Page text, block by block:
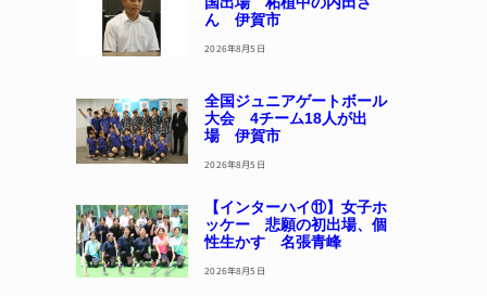
ん 伊賀市
2026年8月5日
全国ジュニアゲートボール
大会 4チーム18人が出
場 伊賀市
2026年8月5日
【インターハイ⑪】女子ホ
ッケー 悲願の初出場、個
性生かす 名張青峰
2026年8月5日